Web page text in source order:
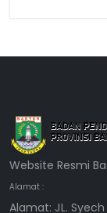
Website Resmi
Alamat :
Alamat: JL.